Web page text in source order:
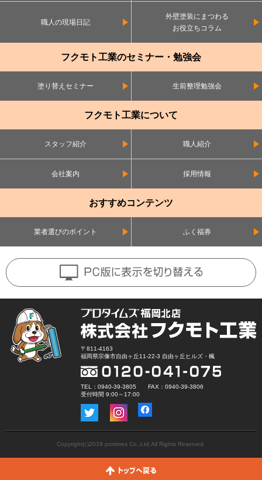
職人の現場日記
外壁塗装にまつわる
お役立ちコラム
フクモト工業のセミナー・勉強会
塗り替えセミナー 生前整理勉強会
フクモト工業について
スタッフ紹介 職人紹介
会社案内 採用情報
おすすめコンテンツ
業者選びのポイント ふく福券
〒811-4163
福岡県宗像市自由ヶ丘11-22-3 自由ヶ丘ヒルズ・楓
TEL：0940-39-3805 FAX：0940-39-3806
受付時間 9:00～17:00
Copyright(c)2019 protimes Co.,Ltd.All Rights Reserved.